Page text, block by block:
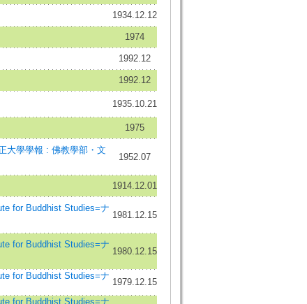
1934.12.12
1974
1992.12
1992.12
1935.10.21
1975
大學學報 : 佛教學部・文
1952.07
1914.12.01
for Buddhist Studies=ナ
1981.12.15
for Buddhist Studies=ナ
1980.12.15
for Buddhist Studies=ナ
1979.12.15
for Buddhist Studies=ナ